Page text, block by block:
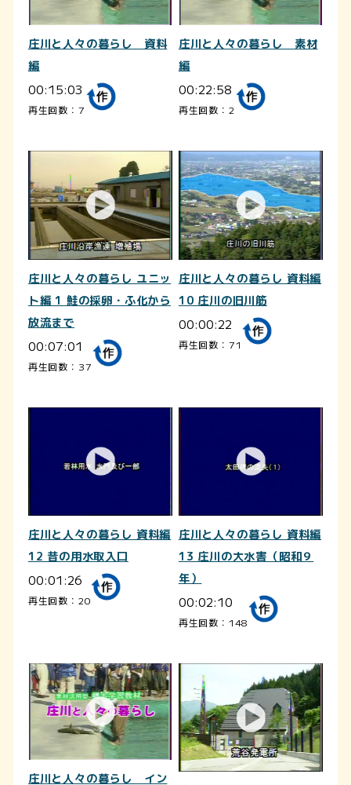
庄川と人々の暮らし 資料
編
00:15:03
再生回数：7
庄川と人々の暮らし 素材
編
00:22:58
再生回数：2
庄川と人々の暮らし ユニッ
ト編 1 鮭の採卵・ふ化から
放流まで
00:07:01
再生回数：37
庄川と人々の暮らし 資料編
10 庄川の旧川筋
00:00:22
再生回数：71
庄川と人々の暮らし 資料編
12 昔の用水取入口
00:01:26
再生回数：20
庄川と人々の暮らし 資料編
13 庄川の大水害（昭和９
年）
00:02:10
再生回数：148
庄川と人々の暮らし イン